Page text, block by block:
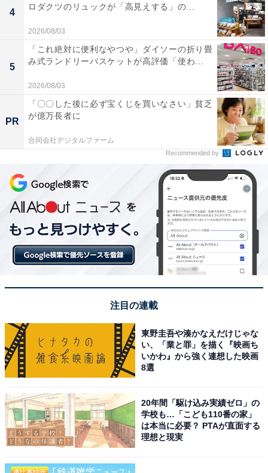
4
ロダクツのリュックが「高見えする」の...
2026/08/03
5
「これ絶対に便利なやつや」ダイソーの折り畳
み式ランドリーバスケットが高評価「使わ...
2026/08/03
PR
「〇〇した後に必ず宝くじを買いなさい」貧乏
が億万長者に
合同会社デジタルファーム
Recommended by
注目の連載
東野圭吾や湊かなえだけじゃな
い、「業と罪」を描く『映画ち
いかわ』から強く連想した映画
8選
20年間「駆け込み実績ゼロ」の
学校も…「こども110番の家」
は本当に必要？ PTAが直面する
理想と現実